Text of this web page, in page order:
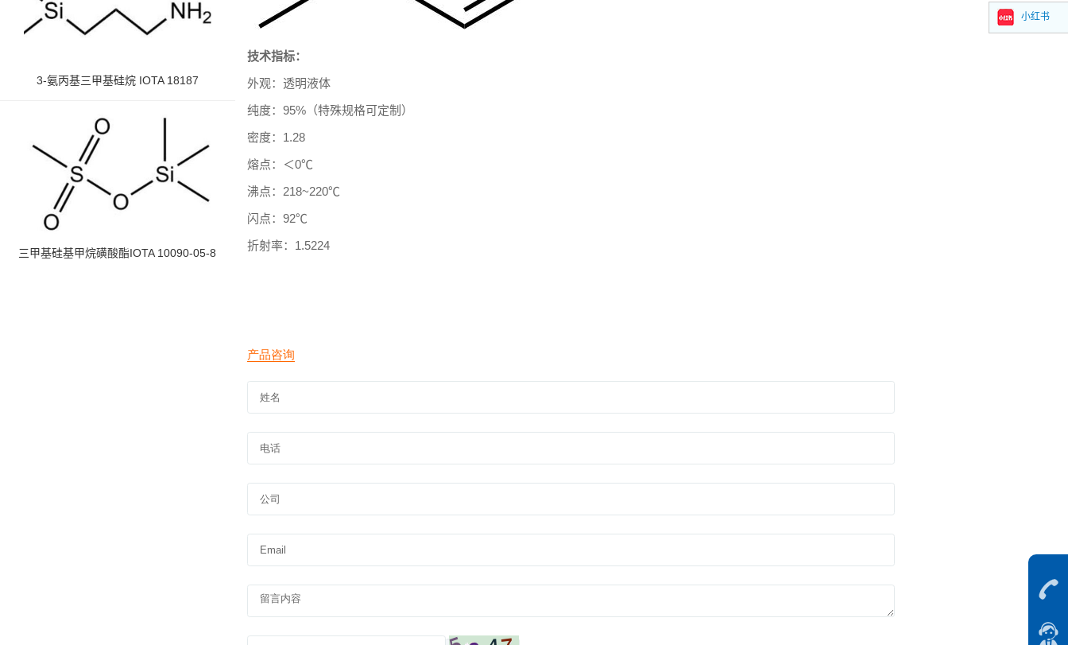
3-氨丙基三甲基硅烷 IOTA 18187
三甲基硅基甲烷磺酸酯IOTA 10090-05-8
技术指标：
外观： 透明液体
纯度： 95%（特殊规格可定制）
密度： 1.28
熔点：＜0℃
沸点： 218~220℃
闪点： 92℃
折射率： 1.5224
小红书